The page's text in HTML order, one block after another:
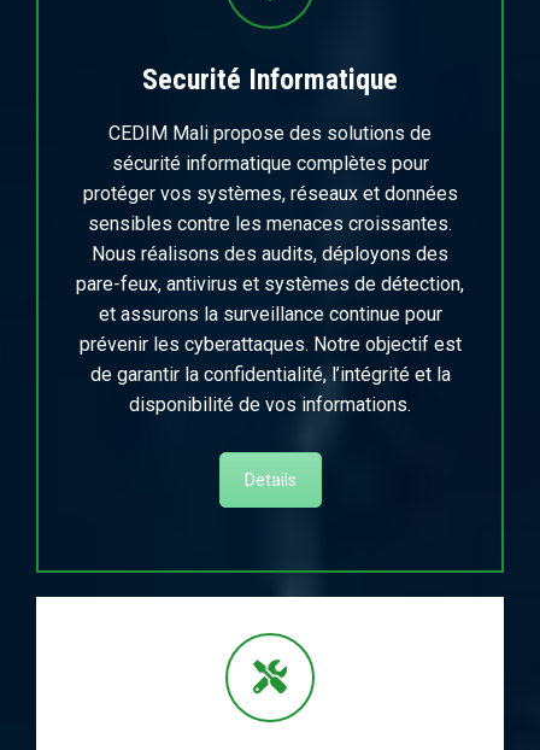
Securité Informatique
CEDIM Mali propose des solutions de
sécurité informatique complètes pour
protéger vos systèmes, réseaux et données
sensibles contre les menaces croissantes.
Nous réalisons des audits, déployons des
pare-feux, antivirus et systèmes de détection,
et assurons la surveillance continue pour
prévenir les cyberattaques. Notre objectif est
de garantir la confidentialité, l’intégrité et la
disponibilité de vos informations.
Details